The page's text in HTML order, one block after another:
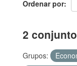
Ordenar por
2
Grupos: